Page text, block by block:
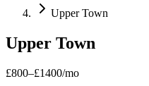
Upper Town
Upper Town
£800–£1400/mo